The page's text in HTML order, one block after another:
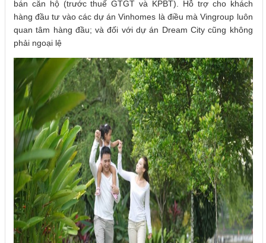
bán căn hộ (trước thuế GTGT và KPBT). Hỗ trợ cho khách
hàng đầu tư vào các dự án Vinhomes là điều mà Vingroup luôn
quan tâm hàng đầu; và đối với dự án Dream City cũng không
phải ngoại lệ